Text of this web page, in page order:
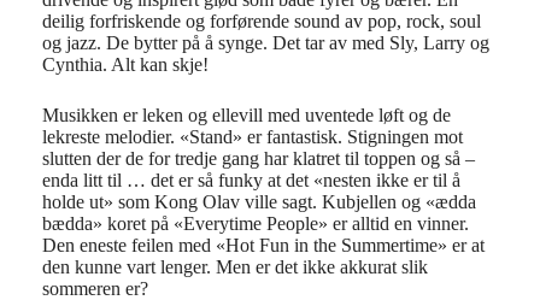
deilig forfriskende og forførende sound av pop, rock, soul
og jazz. De bytter på å synge. Det tar av med Sly, Larry og
Cynthia. Alt kan skje!
Musikken er leken og ellevill med uventede løft og de
lekreste melodier. «Stand» er fantastisk. Stigningen mot
slutten der de for tredje gang har klatret til toppen og så –
enda litt til … det er så funky at det «nesten ikke er til å
holde ut» som Kong Olav ville sagt. Kubjellen og «ædda
bædda» koret på «Everytime People» er alltid en vinner.
Den eneste feilen med «Hot Fun in the Summertime» er at
den kunne vart lenger. Men er det ikke akkurat slik
sommeren er?